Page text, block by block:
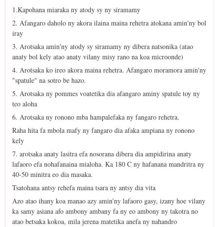
1.Kapohana miaraka ny atody sy ny siramamy
2. Afangaro daholo ny akora ilaina maina rehetra atokana amin'ny bol
iray
3. Arotsaka amin'ny atody sy siramamy ny dibera natsonika (atao
anaty bol kely atao anaty vilany misy rano na koa microonde)
4. Arotsaka ko ireo akora maina rehetra. Afangaro moramora amin'ny
"spatule" na sotro be hazo.
5. Arotsaka ny pommes voatetika dia afangaro aminy spatule toy ny
teo aloha
6. Arotsaka ny ronono mba hampalefaka ny fangaro rehetra.
Raha hita fa mbola mafy ny fangaro dia afaka ampiana ny ronono
kely
7. arotsaka anaty lasitra efa nosorana dibera dia ampidirina anaty
lafaoro efa nohafanaina mialoha. Ka 180 C ny hafanana mandritra ny
40-50 minitra eo dia masaka.
Tsatohana antsy rehefa maina tsara ny antsy dia vita
Azo atao ihany koa manao azy amin'ny lafaoro gasy, izany hoe vilany
ka samy asiana afo ambony ambany fa ny eo ambony ny takotra no
atao betsaka kokoa, mila jerena matetika anefa ny nahandro